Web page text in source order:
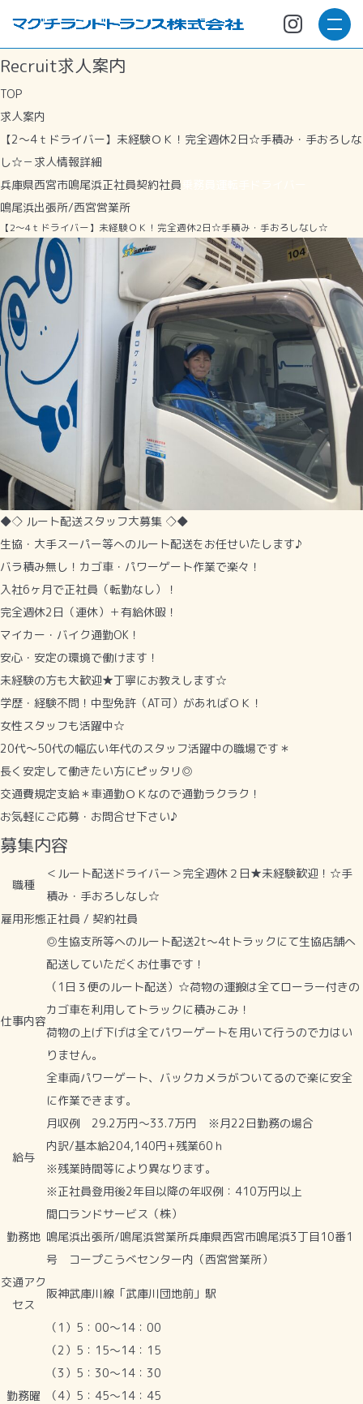
Recruit求人案内
TOP
求人案内
【2～4ｔドライバー】未経験ＯＫ！完全週休2日☆手積み・手おろしな
し☆－求人情報詳細
兵庫県西宮市鳴尾浜正社員契約社員
鳴尾浜出張所/西宮営業所
【2～4ｔドライバー】未経験ＯＫ！完全週休2日☆手積み・手おろしなし☆
◆◇ ルート配送スタッフ大募集 ◇◆
生協・大手スーパー等へのルート配送をお任せいたします♪
バラ積み無し！カゴ車・パワーゲート作業で楽々！
入社6ヶ月で正社員（転勤なし）！
完全週休2日（連休）＋有給休暇！
マイカー・バイク通勤OK！
安心・安定の環境で働けます！
未経験の方も大歓迎★丁寧にお教えします☆
学歴・経験不問！中型免許（AT可）があればＯＫ！
女性スタッフも活躍中☆
20代～50代の幅広い年代のスタッフ活躍中の職場です＊
長く安定して働きたい方にピッタリ◎
交通費規定支給＊車通勤ＯＫなので通勤ラクラク！
お気軽にご応募・お問合せ下さい♪
募集内容
職種
＜ルート配送ドライバー＞完全週休２日★未経験歓迎！☆手
積み・手おろしなし☆
雇用形態正社員 / 契約社員
仕事内容
◎生協支所等へのルート配送2t～4tトラックにて生協店舗へ
配送していただくお仕事です！
（1日３便のルート配送）☆荷物の運搬は全てローラー付きの
カゴ車を利用してトラックに積みこみ！
荷物の上げ下げは全てパワーゲートを用いて行うので力はい
りません。
全車両パワーゲート、バックカメラがついてるので楽に安全
に作業できます。
給与
月収例 29.2万円～33.7万円 ※月22日勤務の場合
内訳/基本給204,140円+残業60ｈ
※残業時間等により異なります。
※正社員登用後2年目以降の年収例：410万円以上
勤務地
間口ランドサービス（株）
鳴尾浜出張所/鳴尾浜営業所兵庫県西宮市鳴尾浜3丁目10番1
号 コープこうべセンター内（西宮営業所）
交通アク
セス
阪神武庫川線「武庫川団地前」駅
勤務曜
（1）5：00～14：00
（2）5：15～14：15
（3）5：30～14：30
（4）5：45～14：45